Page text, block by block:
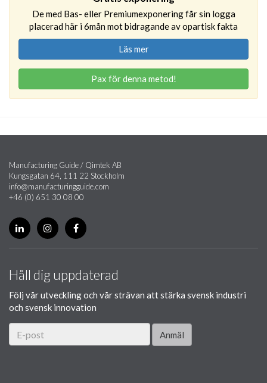
De med Bas- eller Premiumexponering får sin logga
placerad här i 6mån mot bidragande av opartisk fakta
Läs mer
Pax för denna metod!
Manufacturing Guide / Qimtek AB
Kungsgatan 64, 111 22 Stockholm
info@manufacturingguide.com
+46 (0) 651 30 08 00
Håll dig uppdaterad
Följ vår utveckling och vår strävan att stärka svensk industri
och svensk innovation
Anmäl